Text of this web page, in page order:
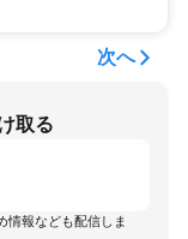
次へ
取る
情報なども配信しま